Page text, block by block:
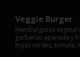
Veggie Burger
Hamburguesa
garbanzo apanada y
hojas verdes, tomate,